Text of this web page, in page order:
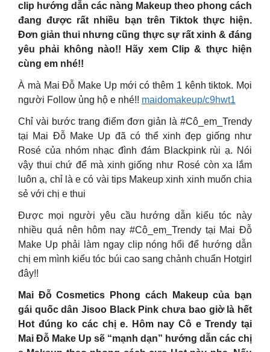
clip hướng dẫn các nàng Makeup theo phong cách
đang được rất nhiều bạn trên Tiktok thực hiện.
Đơn giản thui nhưng cũng thực sự rất xinh & đáng
yêu phải không nào!! Hãy xem Clip & thực hiện
cùng em nhé!!
À mà Mai Đỗ Make Up mới có thêm 1 kênh tiktok. Mọi
người Follow ủng hộ e nhé!! maidomakeup/c9hwt1
Chỉ vài bước trang điểm đơn giản là #Cô_em_Trendy
tại Mai Đỗ Make Up đã có thể xinh đẹp giống như
Rosé của nhóm nhạc đình đám Blackpink rùi ạ. Nói
vậy thui chứ để mà xinh giống như Rosé còn xa lắm
luôn ạ, chỉ là e có vài tips Makeup xinh xinh muốn chia
sẻ với chị e thui
Được mọi người yêu cầu hướng dẫn kiểu tóc này
nhiều quá nên hôm nay #Cô_em_Trendy tại Mai Đỗ
Make Up phải làm ngay clip nóng hổi để hướng dẫn
chị em mình kiểu tóc búi cao sang chảnh chuẩn Hotgirl
đây!!
Mai Đỗ Cosmetics Phong cách Makeup của bạn
gái quốc dân Jisoo Black Pink chưa bao giờ là hết
Hot đúng ko các chị e. Hôm nay Cô e Trendy tại
Mai Đỗ Make Up sẽ “mạnh dạn” hướng dẫn các chị